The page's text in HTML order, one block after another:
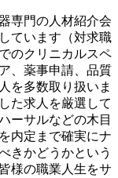
専門の人材紹介会
ています（対求職
のクリニカルスペ
、薬事申請、品質
を多数取り扱いま
た求人を厳選して
ーサルなどの木目
内定まで確実にナ
きかどうかという
様の職業人生をサ